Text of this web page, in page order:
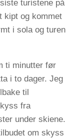
turistene på
kipt og kommet
i sola og turen
ti minutter før
i to dager. Jeg
til
fra
under skiene.
om skyss